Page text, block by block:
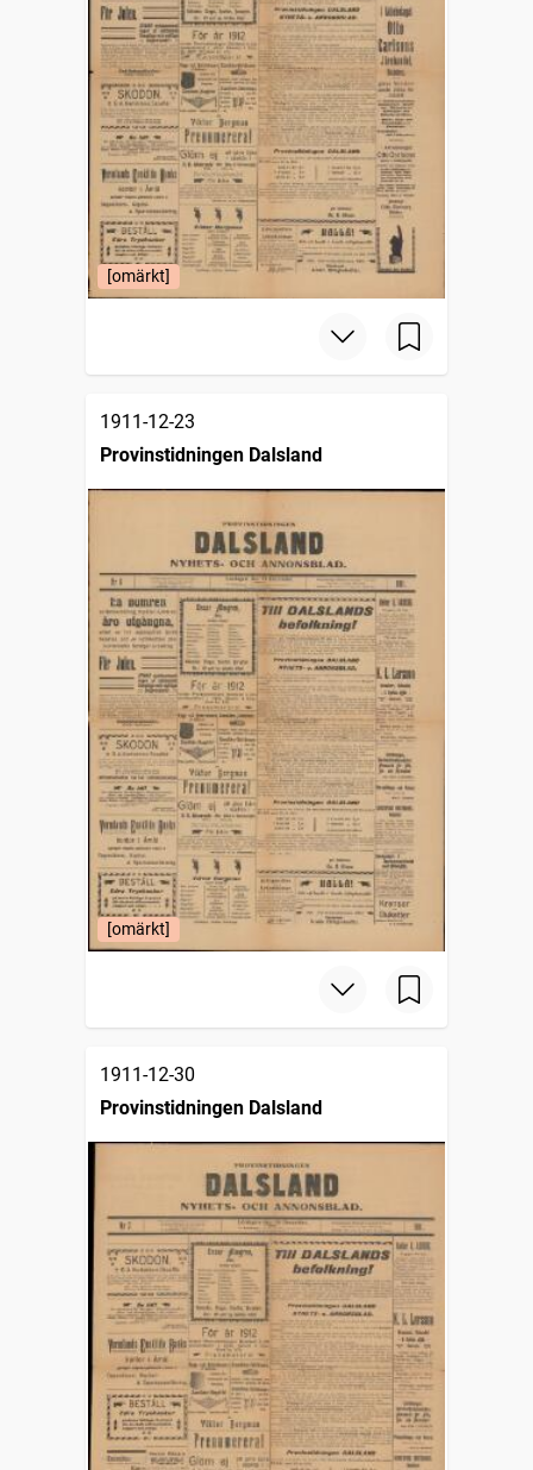
[omärkt]
1911-12-23
Provinstidningen Dalsland
[omärkt]
1911-12-30
Provinstidningen Dalsland